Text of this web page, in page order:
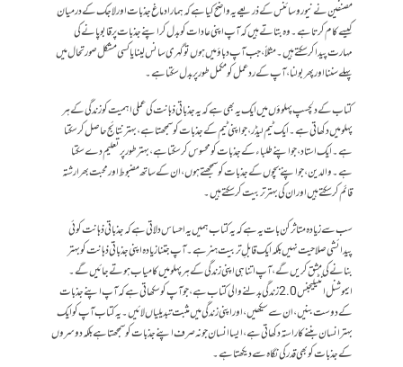
مصنفین نے نیوروسائنس کے ذریعے یہ واضح کیا ہے کہ ہمارا دماغ جذبات اور لاجک کے درمیان
کیسے کام کرتا ہے۔ وہ بتاتے ہیں کہ آپ اپنی عادات کو بدل کر اپنے جذبات پر قابو پانے کی
مہارت پیدا کر سکتے ہیں۔ مثلاً، جب آپ دباؤ میں ہوں تو گہری سانس لینا یا کسی مشکل صورتحال میں
پہلے سننا اور پھر بولنا، آپ کے ردعمل کو مکمل طور پر بدل سکتا ہے۔
کتاب کے دلچسپ پہلوؤں میں ایک یہ بھی ہے کہ یہ جذباتی ذہانت کی عملی اہمیت کو زندگی کے ہر
پہلو میں دکھاتی ہے۔ ایک ٹیم لیڈر ، جو اپنی ٹیم کے جذبات کو سمجھتا ہے، بہتر نتائج حاصل کر سکتا
ہے۔ ایک استاد، جو اپنے طلباء کے جذبات کو محسوس کر سکتا ہے، بہتر طور پر تعلیم دے سکتا
ہے۔ والدین، جو اپنے بچوں کے جذبات کو سمجھتے ہوں ، ان کے ساتھ مضبوط اور محبت بھرا رشتہ
قائم کر سکتے ہیں اور ان کی بہتر تربیت کر سکتے ہیں۔
سب سے زیادہ متاثر کن بات یہ ہے کہ یہ کتاب ہمیں یہ احساس دلاتی ہے کہ جذباتی ذہانت کوئی
پیدائشی صلاحیت نہیں بلکہ ایک قابلِ تربیت ہنر ہے۔ آپ جتنا زیادہ اپنی جذباتی ذہانت کو بہتر
بنانے کی مشق کریں گے، آپ اتنا ہی اپنی زندگی کے ہر پہلو میں کامیاب ہوتے جائیں گے۔
ایموشنل انٹیلیجنس 2.0 زندگی بدلنے والی کتاب ہے، جو آپ کو سکھاتی ہے کہ آپ اپنے جذبات
کے دوست بنیں، ان سے سیکھیں، اور اپنی زندگی میں مثبت تبدیلیاں لائیں۔ یہ کتاب آپ کو ایک
بہتر انسان بننے کا راستہ دکھاتی ہے، ایسا انسان جو نہ صرف اپنے جذبات کو سمجھتا ہے بلکہ دوسروں
کے جذبات کو بھی قدر کی نگاہ سے دیکھتا ہے۔